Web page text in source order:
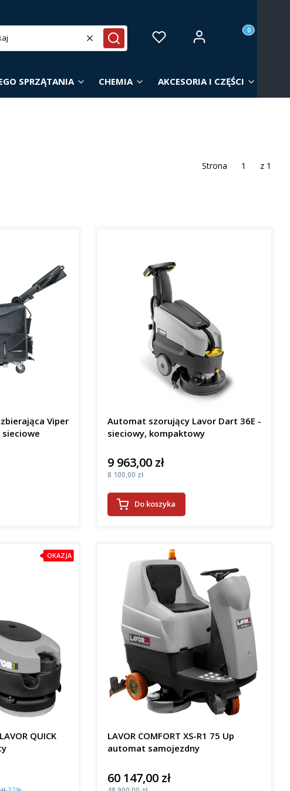
WyczyśćSzukaj
Ulubione Zaloguj się Produkty w
Koszyk
SPRZĄTANIA CHEMIA AKCESORIA I CZĘŚCI
Strona z 1
Viper
sieciowe
Automat szorujący Lavor Dart 36E -
sieciowy, kompaktowy
Cena
9 963,00 zł
Cena
8 100,00 zł
Do koszyka
OKAZJA
QUICK
LAVOR COMFORT XS-R1 75 Up
automat samojezdny
Cena
60 147,00 zł